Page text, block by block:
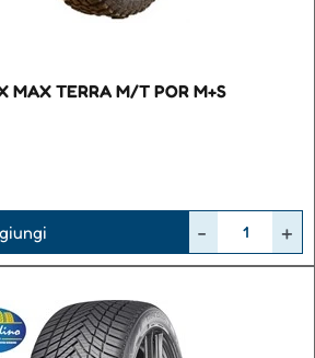
MAX TERRA M/T POR M+S